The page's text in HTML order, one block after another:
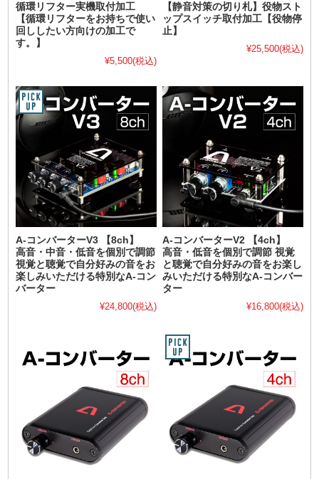
循環リフター実機取付加工
【循環リフターをお持ちで使い
回ししたい方向けの加工で
す。】
¥5,500(税込)
【静音対策の切り札】役物スト
ップスイッチ取付加工【役物停
止】
¥25,500(税込)
A-コンバーターV3 【8ch】
高音・中音・低音を個別で調節
視覚と聴覚で自分好みの音をお
楽しみいただける特別なA-コン
バーター
¥24,800(税込)
A-コンバーターV2 【4ch】
高音・低音を個別で調節 視覚
と聴覚で自分好みの音をお楽し
みいただける特別なA-コンバー
ター
¥16,800(税込)